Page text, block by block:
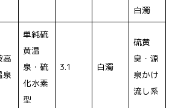
白濁
高
泉
単純硫
黄温
泉・硫
化水素
型
3.1 白濁
硫黄
臭・源
泉かけ
流し系